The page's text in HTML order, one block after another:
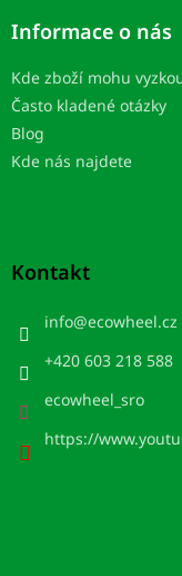
Informace o nás
Kde zboží mohu
Často kladené otázky
Blog
Kde nás najdete
Kontakt
info@ecowheel.cz
+420 603 218 588
ecowheel_sro
https://